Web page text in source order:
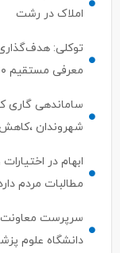
املاک در رشت
معرفی مستقیم ۵۰ نفر برتر به بازار کار
ساماندهی گاری
شهروندان
ابهام در
مطالبات مردم
سرپرست معاونت
دانشگاه علوم